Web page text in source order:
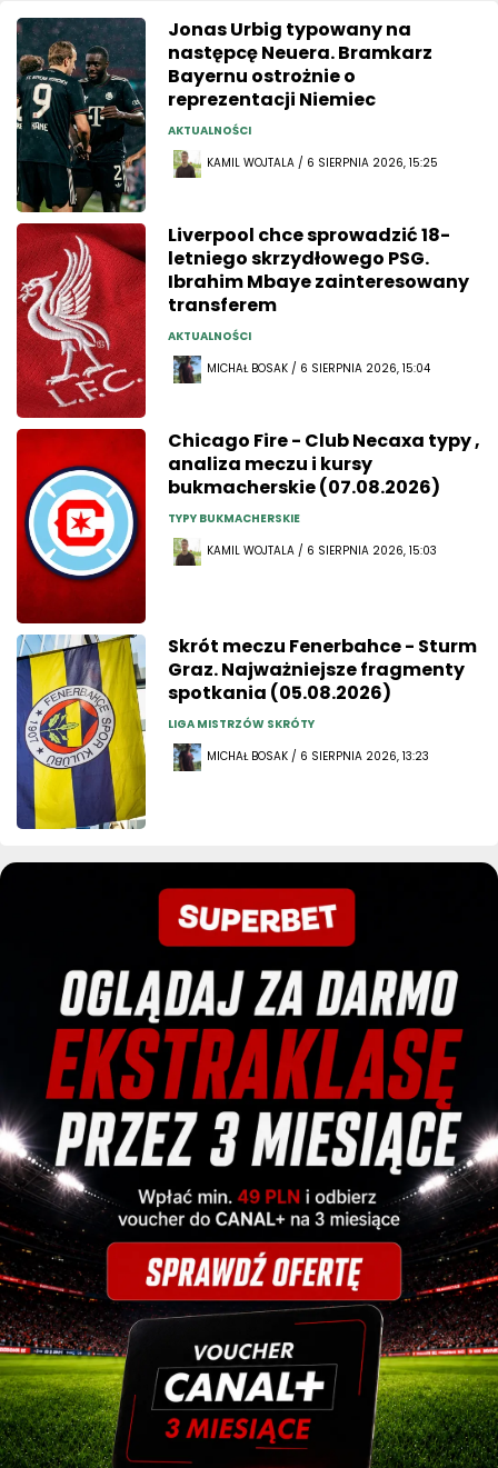
Jonas Urbig typowany na
następcę Neuera. Bramkarz
Bayernu ostrożnie o
reprezentacji Niemiec
AKTUALNOŚCI
KAMIL WOJTALA / 6 SIERPNIA 2026, 15:25
Liverpool chce sprowadzić 18-
letniego skrzydłowego PSG.
Ibrahim Mbaye zainteresowany
transferem
AKTUALNOŚCI
MICHAŁ BOSAK / 6 SIERPNIA 2026, 15:04
Chicago Fire - Club Necaxa typy ,
analiza meczu i kursy
bukmacherskie (07.08.2026)
TYPY BUKMACHERSKIE
KAMIL WOJTALA / 6 SIERPNIA 2026, 15:03
Skrót meczu Fenerbahce - Sturm
Graz. Najważniejsze fragmenty
spotkania (05.08.2026)
LIGA MISTRZÓW SKRÓTY
MICHAŁ BOSAK / 6 SIERPNIA 2026, 13:23